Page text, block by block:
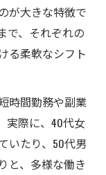
が大きな特徴で
で、それぞれの
る柔軟なシフト
時間勤務や副業
実際に、40代女
いたり、50代男
と、多様な働き